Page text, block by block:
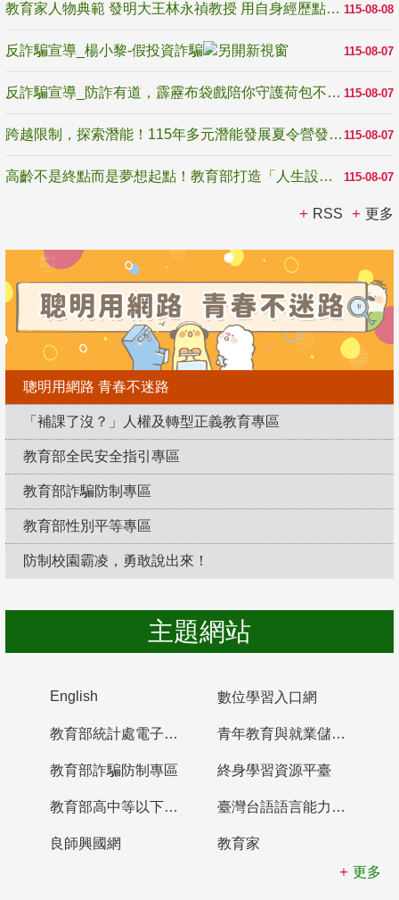
115-08-08
教育家人物典範 發明大王林永禎教授 用自身經歷點亮學生的路
115-08-07
反詐騙宣導_楊小黎-假投資詐騙
115-08-07
反詐騙宣導_防詐有道，霹靂布袋戲陪你守護荷包不受騙
115-08-07
跨越限制，探索潛能！115年多元潛能發展夏令營發掘生命無限可能
115-08-07
高齡不是終點而是夢想起點！教育部打造「人生設計夢工場」 參展第3屆高齡健康產業博覽會
RSS 更多
聰明用網路 青春不迷路
「補課了沒？」人權及轉型正義教育專區
教育部全民安全指引專區
教育部詐騙防制專區
教育部性別平等專區
防制校園霸凌，勇敢說出來！
主題網站
English 數位學習入口網
教育部統計處電子書櫃 青年教育與就業儲蓄帳戶
教育部詐騙防制專區 終身學習資源平臺
教育部高中等以下學校及幼兒園教師資格檢定考試 臺灣台語語言能力認證網站
良師興國網
教育家
更多